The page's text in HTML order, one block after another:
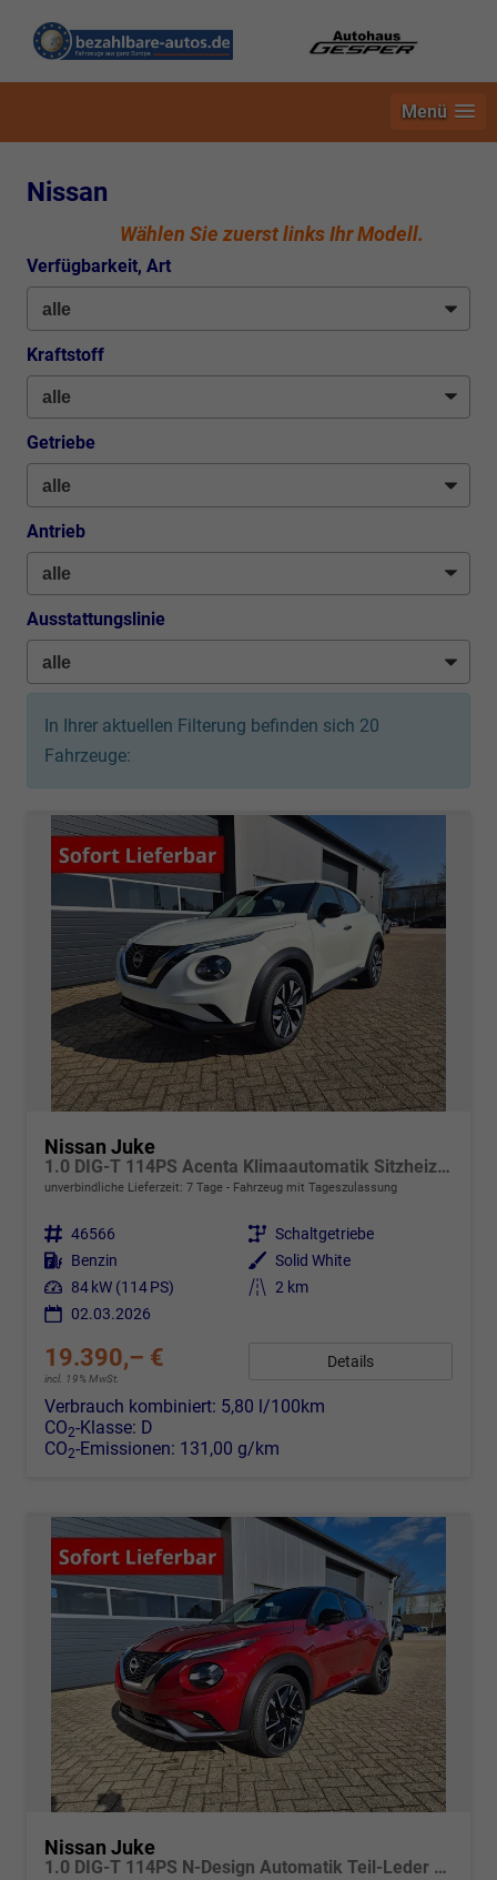
Menü
Nissan
Wählen Sie zuerst links Ihr Modell.
Verfügbarkeit, Art
Kraftstoff
Getriebe
Antrieb
Ausstattungslinie
In Ihrer aktuellen Filterung befinden sich 20
Fahrzeuge:
Nissan Juke
1.0 DIG-T 114PS Acenta Klimaautomatik Sitzheizung Rückf.Kamera Bluetooth Touchscreen wireless Apple CarPlay Android Auto
unverbindliche Lieferzeit: 7 Tage Fahrzeug mit Tageszulassung
Fahrzeugnr. 46566 Getriebe Schaltgetriebe
Kraftstoff Benzin Außenfarbe Solid White
Leistung 84 kW (114 PS) Kilometerstand 2 km
02.03.2026
19.390,– €
incl. 19% MwSt.
Details
Verbrauch kombiniert: 5,80 l/100km
CO2-Klasse: D
CO2-Emissionen: 131,00 g/km
Nissan Juke
1.0 DIG-T 114PS N-Design Automatik Teil-Leder Klimaautomatik Sitzheizung Lenkradheizung PDC v+h Rückf.Kamera Navi 19"LM Bluetooth Touchscreen Apple CarPlay Android Auto